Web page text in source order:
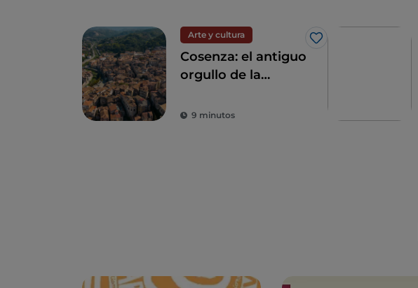
Arte y cultura
Me gusta
Cosenza: el antiguo
orgullo de la
9 minutos